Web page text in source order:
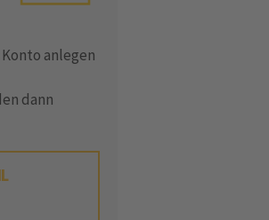
anlegen
dann